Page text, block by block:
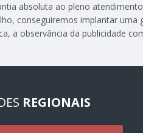
absoluta ao pleno
conseguiremos implantar
a observância da publicidade
REGIONAIS